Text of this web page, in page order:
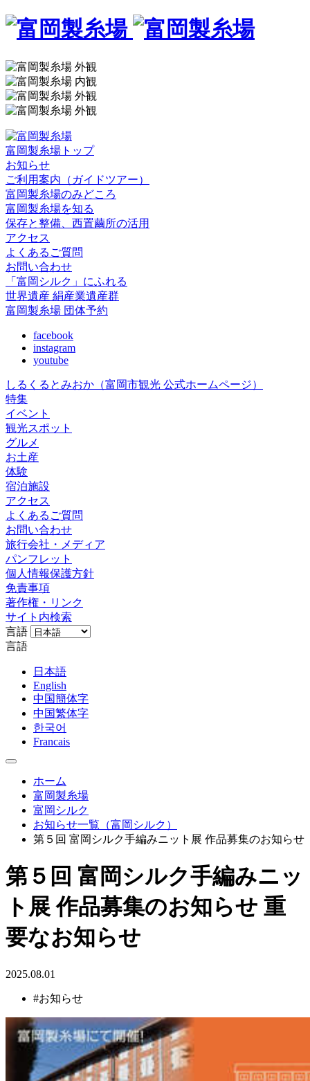
富岡製糸場トップ
お知らせ
ご利用案内（ガイドツアー）
富岡製糸場のみどころ
富岡製糸場を知る
保存と整備、西置繭所の活用
アクセス
よくあるご質問
お問い合わせ
「富岡シルク」にふれる
世界遺産 絹産業遺産群
富岡製糸場 団体予約
facebook
instagram
youtube
しるくるとみおか （富岡市観光 公式ホームページ）
特集
イベント
観光スポット
グルメ
お土産
体験
宿泊施設
アクセス
よくあるご質問
お問い合わせ
旅行会社・メディア
パンフレット
個人情報保護方針
免責事項
著作権・リンク
サイト内検索
言語
言語
日本語
English
中国簡体字
中国繁体字
한국어
Francais
ホーム
富岡製糸場
富岡シルク
お知らせ一覧（富岡シルク）
第５回 富岡シルク手編みニット展 作品募集のお知らせ
第５回 富岡シルク手編みニッ
ト展 作品募集のお知らせ 重
要なお知らせ
2025.08.01
#お知らせ